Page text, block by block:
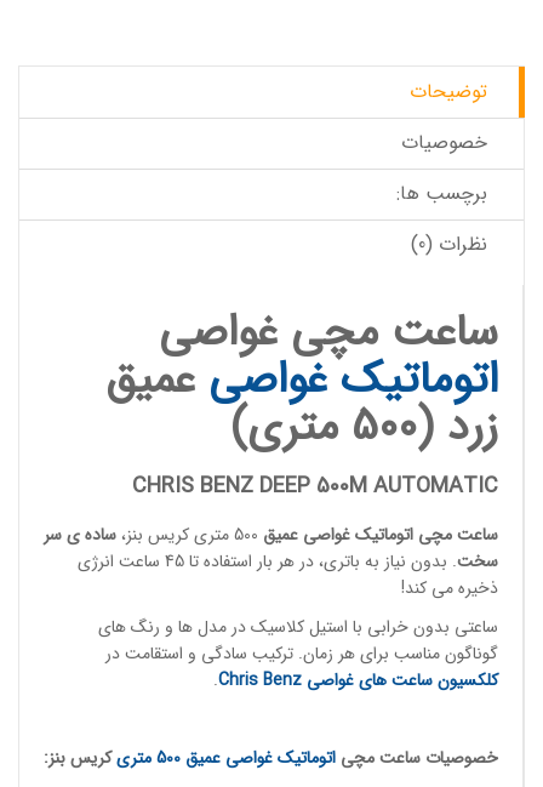
توضیحات
خصوصیات
برچسب ها:
نظرات (0)
ساعت مچی غواصی
اتوماتیکغواصی عمیق
زرد (500 متری)
CHRIS BENZ DEEP 500M AUTOMATIC
ساعت مچی اتوماتیکغواصی عمیق
ساده ی سر
سخت
. بدون نیاز به باتری، در هر بار استفاده تا 45 ساعت انرژی
ذخیره می کند!
ساعتی بدون خرابی با استیل کلاسیک در مدل ها و رنگ های
گوناگون مناسب برای هر زمان. ترکیب سادگی و استقامت در
کلکسیون ساعت های غواصی Chris Benz
.
خصوصیات ساعت مچی اتوماتیک غواصی عمیق 500 متری
کریس بنز: